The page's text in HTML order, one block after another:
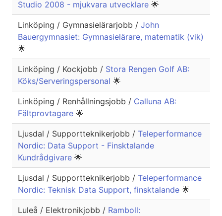
Studio 2008 - mjukvara utvecklare 🌟
Linköping / Gymnasielärarjobb / John
Bauergymnasiet: Gymnasielärare, matematik (vik)
🌟
Linköping / Kockjobb / Stora Rengen Golf AB:
Köks/Serveringspersonal 🌟
Linköping / Renhållningsjobb / Calluna AB:
Fältprovtagare 🌟
Ljusdal / Supportteknikerjobb / Teleperformance
Nordic: Data Support - Finsktalande
Kundrådgivare 🌟
Ljusdal / Supportteknikerjobb / Teleperformance
Nordic: Teknisk Data Support, finsktalande 🌟
Luleå / Elektronikjobb / Ramboll: